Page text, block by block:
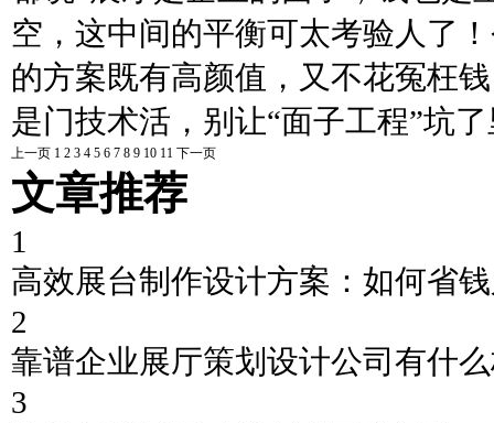
空，这中间的平衡可太考验人了
的方案既有高颜值，又不花冤枉
是门技术活，别让“面子工程”坑
上一页 1 2 3 4 5 6 7 8 9 10 11 下一页
文章推荐
1
高效展台制作设计方案：如何省
2
靠谱企业展厅策划设计公司有什
3